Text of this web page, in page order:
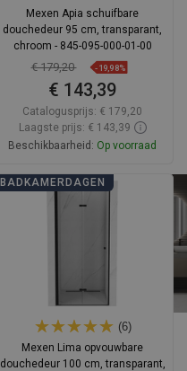
Mexen Apia schuifbare
douchedeur 95 cm, transparant,
chroom - 845-095-000-01-00
€ 179,20 -19,98%
€ 143,39
Catalogusprijs: € 179,20
Laagste prijs: € 143,39
Beschikbaarheid: Op voorraad
In winkelwagen
BADKAMERDAGEN
(6)
Mexen Lima opvouwbare
douchedeur 100 cm, transparant,